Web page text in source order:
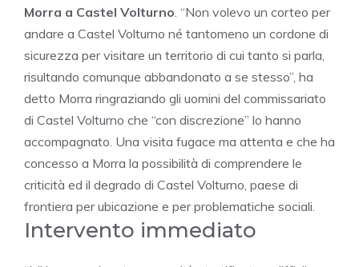
Morra a Castel Volturno. “Non volevo un corteo per
andare a Castel Volturno né tantomeno un cordone di
sicurezza per visitare un territorio di cui tanto si parla,
risultando comunque abbandonato a se stesso”, ha
detto Morra ringraziando gli uomini del commissariato
di Castel Volturno che “con discrezione” lo hanno
accompagnato. Una visita fugace ma attenta e che ha
concesso a Morra la possibilità di comprendere le
criticità ed il degrado di Castel Volturno, paese di
frontiera per ubicazione e per problematiche sociali.
Intervento immediato